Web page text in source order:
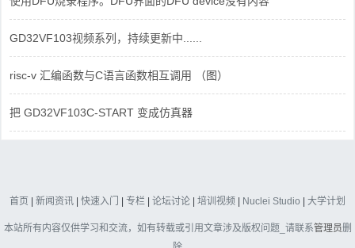
GD32VF103视频系列，持续更新中......
risc-v 汇编函数与C语言函数相互调用 （图）
把 GD32VF103C-START 变成仿真器
首页 | 新闻资讯 | 快速入门 | 专栏 | 论坛讨论 | 培训视频 | Nuclei Studio | 大学计划
本站所有内容仅供学习和交流，如有转载或引用文章涉及版权问题_请联系管理员删